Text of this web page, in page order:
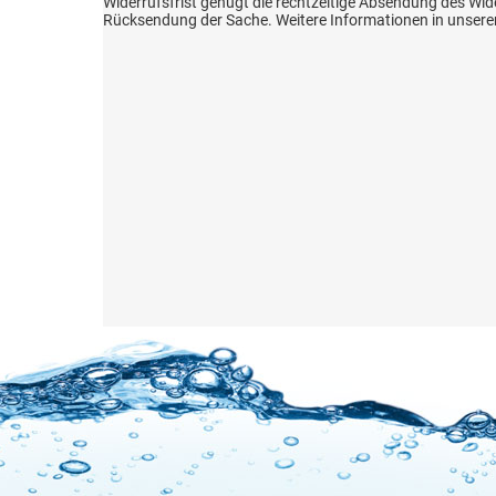
Rücksendung der Sache. Weitere Informationen in